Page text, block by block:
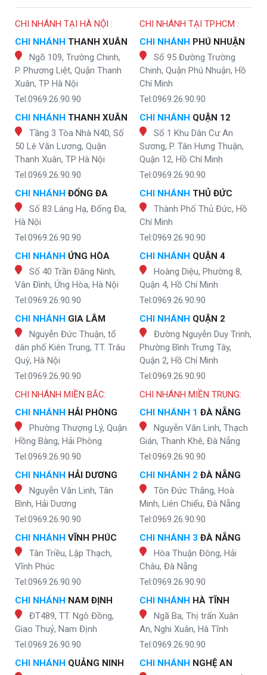
CHI NHÁNH TẠI HÀ NỘI :
CHI NHÁNH THANH XUÂN
Ngõ 109, Trường Chinh,
P. Phương Liệt, Quận Thanh
Xuân, TP Hà Nội
Tel:0969.26.90.90
CHI NHÁNH THANH XUÂN
Tầng 3 Tòa Nhà N4D, Số
50 Lê Văn Lương, Quận
Thanh Xuân, TP Hà Nội
Tel:0969.26.90.90
CHI NHÁNH ĐỐNG ĐA
Số 83 Láng Hạ, Đống Đa,
Hà Nội
Tel:0969.26.90.90
CHI NHÁNH ỨNG HÒA
Số 40 Trần Đăng Ninh,
Vân Đình, Ứng Hòa, Hà Nội
Tel:0969.26.90.90
CHI NHÁNH GIA LÂM
Nguyễn Đức Thuận, tổ
dân phố Kiên Trung, TT. Trâu
Quỳ, Hà Nội
Tel:0969.26.90.90
CHI NHÁNH TẠI TP.HCM :
CHI NHÁNH PHÚ NHUẬN
Số 95 Đường Trường
Chinh, Quận Phú Nhuận, Hồ
Chí Minh
Tel:0969.26.90.90
CHI NHÁNH QUẬN 12
Số 1 Khu Dân Cư An
Sương, P. Tân Hưng Thuận,
Quận 12, Hồ Chí Minh
Tel:0969.26.90.90
CHI NHÁNH THỦ ĐỨC
Thành Phố Thủ Đức, Hồ
Chí Minh
Tel:0969.26.90.90
CHI NHÁNH QUẬN 4
Hoàng Diệu, Phường 8,
Quận 4, Hồ Chí Minh
Tel:0969.26.90.90
CHI NHÁNH QUẬN 2
Đường Nguyễn Duy Trinh,
Phường Bình Trưng Tây,
Quận 2, Hồ Chí Minh
Tel:0969.26.90.90
CHI NHÁNH MIỀN BẮC:
CHI NHÁNH HẢI PHÒNG
Phường Thượng Lý, Quận
Hồng Bàng, Hải Phòng
Tel:0969.26.90.90
CHI NHÁNH HẢI DƯƠNG
Nguyễn Văn Linh, Tân
Bình, Hải Dương
Tel:0969.26.90.90
CHI NHÁNH VĨNH PHÚC
Tân Triều, Lập Thạch,
Vĩnh Phúc
Tel:0969.26.90.90
CHI NHÁNH NAM ĐỊNH
ĐT489, TT. Ngô Đồng,
Giao Thuỷ, Nam Định
Tel:0969.26.90.90
CHI NHÁNH QUẢNG NINH
CHI NHÁNH MIỀN TRUNG:
CHI NHÁNH 1 ĐÀ NẴNG
Nguyễn Văn Linh, Thạch
Gián, Thanh Khê, Đà Nẵng
Tel:0969.26.90.90
CHI NHÁNH 2 ĐÀ NẴNG
Tôn Đức Thắng, Hoà
Minh, Liên Chiểu, Đà Nẵng
Tel:0969.26.90.90
CHI NHÁNH 3 ĐÀ NẴNG
Hòa Thuận Đông, Hải
Châu, Đà Nẵng
Tel:0969.26.90.90
CHI NHÁNH HÀ TĨNH
Ngã Ba, Thị trấn Xuân
An, Nghi Xuân, Hà Tĩnh
Tel:0969.26.90.90
CHI NHÁNH NGHỆ AN